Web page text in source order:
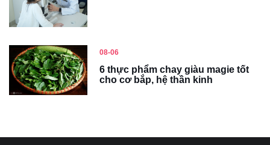
08-06
6 thực phẩm chay giàu magie tốt
cho cơ bắp, hệ thần kinh